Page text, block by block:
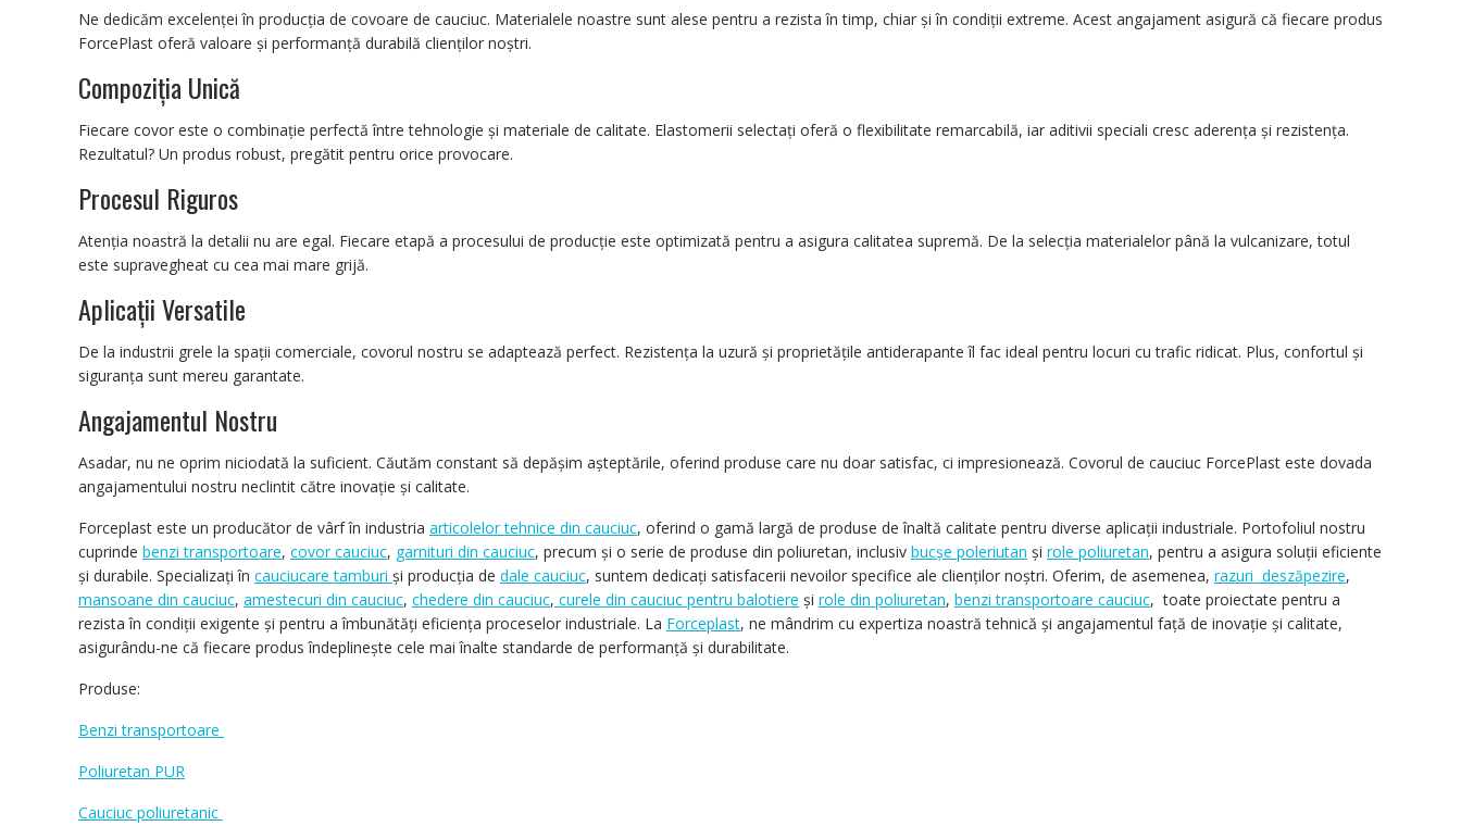
Ne dedicăm excelenței în producția de covoare de cauciuc. Materialele noastre sunt alese pentru a rezista în timp, chiar și în condiții extreme. Acest angajament asigură că fiecare produs
ForcePlast oferă valoare și performanță durabilă clienților noștri.
Compoziția Unică
Fiecare covor este o combinație perfectă între tehnologie și materiale de calitate. Elastomerii selectați oferă o flexibilitate remarcabilă, iar aditivii speciali cresc aderența și rezistența.
Rezultatul? Un produs robust, pregătit pentru orice provocare.
Procesul Riguros
Atenția noastră la detalii nu are egal. Fiecare etapă a procesului de producție este optimizată pentru a asigura calitatea supremă. De la selecția materialelor până la vulcanizare, totul
este supravegheat cu cea mai mare grijă.
Aplicații Versatile
De la industrii grele la spații comerciale, covorul nostru se adaptează perfect. Rezistența la uzură și proprietățile antiderapante îl fac ideal pentru locuri cu trafic ridicat. Plus, confortul și
siguranța sunt mereu garantate.
Angajamentul Nostru
Asadar, nu ne oprim niciodată la suficient. Căutăm constant să depășim așteptările, oferind produse care nu doar satisfac, ci impresionează. Covorul de cauciuc ForcePlast este dovada
angajamentului nostru neclintit către inovație și calitate.
Forceplast este un producător de vârf în industria articolelor tehnice din cauciuc, oferind o gamă largă de produse de înaltă calitate pentru diverse aplicații industriale. Portofoliul nostru
cuprinde benzi transportoare, covor cauciuc, garnituri din cauciuc, precum și o serie de produse din poliuretan, inclusiv bucșe poleriutan și role poliuretan, pentru a asigura soluții eficiente
și durabile. Specializați în cauciucare tamburi și producția de dale cauciuc, suntem dedicați satisfacerii nevoilor specifice ale clienților noștri. Oferim, de asemenea, razuri deszăpezire,
mansoane din cauciuc, amestecuri din cauciuc, chedere din cauciuc, curele din cauciuc pentru balotiere și role din poliuretan, benzi transportoare cauciuc, toate proiectate pentru a
rezista în condiții exigente și pentru a îmbunătăți eficiența proceselor industriale. La Forceplast, ne mândrim cu expertiza noastră tehnică și angajamentul față de inovație și calitate,
asigurându-ne că fiecare produs îndeplinește cele mai înalte standarde de performanță și durabilitate.
Produse:
Benzi transportoare
Poliuretan PUR
Cauciuc poliuretanic